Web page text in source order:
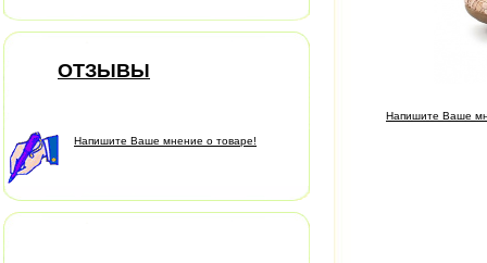
ОТЗЫВЫ
Напишите Ваше мнение о товаре!
Напишите Ваше